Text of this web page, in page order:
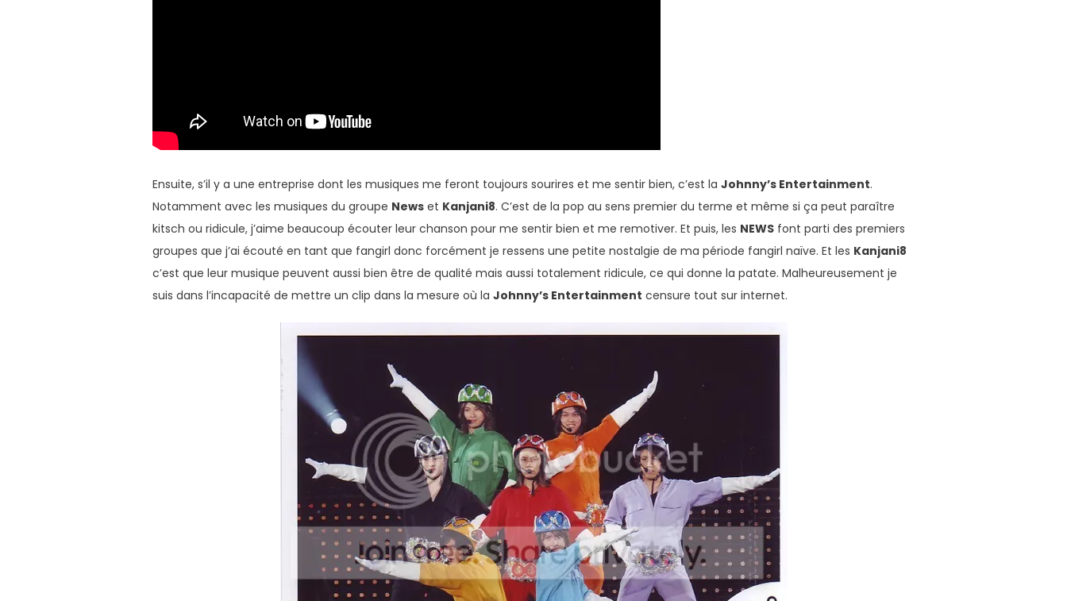
Ensuite, s’il y a une entreprise dont les musiques me feront toujours sourires et me sentir bien, c’est la Johnny’s Entertainment.
Notamment avec les musiques du groupe News et Kanjani8. C’est de la pop au sens premier du terme et même si ça peut paraître
kitsch ou ridicule, j’aime beaucoup écouter leur chanson pour me sentir bien et me remotiver. Et puis, les NEWS font parti des premiers
groupes que j’ai écouté en tant que fangirl donc forcément je ressens une petite nostalgie de ma période fangirl naïve. Et les Kanjani8
c’est que leur musique peuvent aussi bien être de qualité mais aussi totalement ridicule, ce qui donne la patate. Malheureusement je
suis dans l’incapacité de mettre un clip dans la mesure où la Johnny’s Entertainment censure tout sur internet.